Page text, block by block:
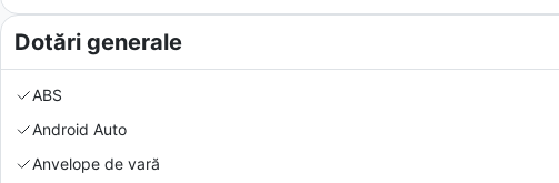
Dotări generale
ABS
Android Auto
Anvelope de vară